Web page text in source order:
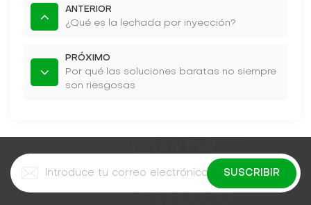
ANTERIOR
¿Qué es la lechada por inyección?
PRÓXIMO
Por qué las soluciones baratas no siempre
son riesgosas